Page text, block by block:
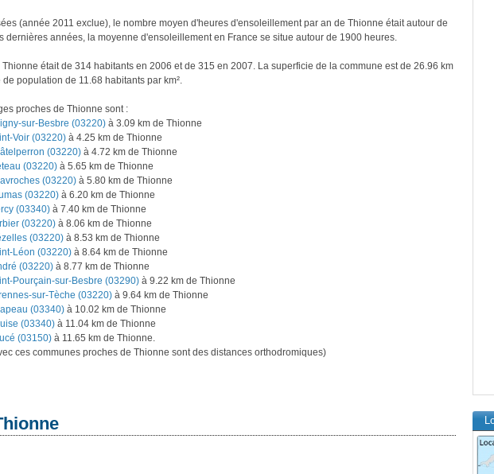
(année 2011 exclue), le nombre moyen d'heures d'ensoleillement par an de Thionne était autour de
dernières années, la moyenne d'ensoleillement en France se situe autour de 1900 heures.
était de 314 habitants en 2006 et de 315 en 2007. La superficie de la commune est de 26.96 km
de population de 11.68 habitants par km².
proches de Thionne sont :
sur-Besbre (03220) à 3.09 km de Thionne
Voir (03220) à 4.25 km de Thionne
(03220) à 4.72 km de Thionne
(03220) à 5.65 km de Thionne
(03220) à 5.80 km de Thionne
(03220) à 6.20 km de Thionne
(03340) à 7.40 km de Thionne
(03220) à 8.06 km de Thionne
(03220) à 8.53 km de Thionne
Léon (03220) à 8.64 km de Thionne
(03220) à 8.77 km de Thionne
Pourçain-sur-Besbre (03290) à 9.22 km de Thionne
sur-Tèche (03220) à 9.64 km de Thionne
(03340) à 10.02 km de Thionne
(03340) à 11.04 km de Thionne
(03150) à 11.65 km de Thionne.
ces communes proches de Thionne sont des distances orthodromiques)